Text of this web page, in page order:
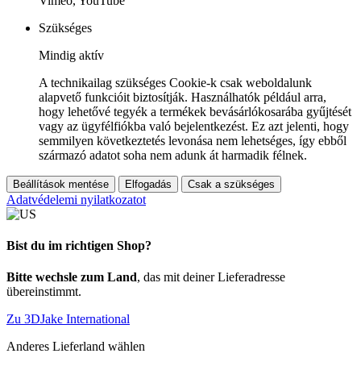
Szükséges
Mindig aktív
A technikailag szükséges Cookie-k csak weboldalunk
alapvető funkcióit biztosítják. Használhatók például arra,
hogy lehetővé tegyék a termékek bevásárlókosarába gyűjtését
vagy az ügyfélfiókba való bejelentkezést. Ez azt jelenti, hogy
semmilyen következtetés levonása nem lehetséges, így ebből
származó adatot soha nem adunk át harmadik félnek.
Beállítások mentése Elfogadás Csak a szükséges
Adatvédelemi nyilatkozatot
Bist du im richtigen Shop?
Bitte wechsle zum Land, das mit deiner Lieferadresse
übereinstimmt.
Zu 3DJake International
Anderes Lieferland wählen